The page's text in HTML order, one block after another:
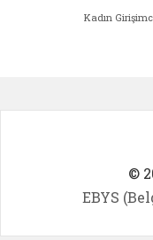
Kadın
©
EBYS